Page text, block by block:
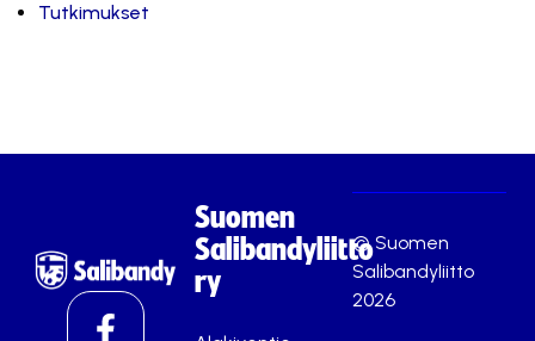
Tutkimukset
Suomen
Salibandyliitto
ry
© Suomen
Salibandyliitto
2026